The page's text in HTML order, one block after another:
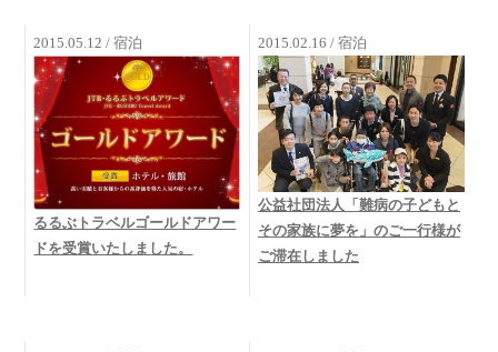
2015.05.12 / 宿泊
るるぶトラベルゴールドアワー
ドを受賞いたしました。
2015.02.16 / 宿泊
公益社団法人「難病の子どもと
その家族に夢を」のご一行様が
ご滞在しました